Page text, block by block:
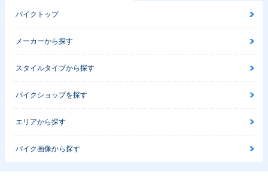
バイクトップ
メーカーから探す
スタイルタイプから探す
バイクショップを探す
エリアから探す
バイク画像から探す